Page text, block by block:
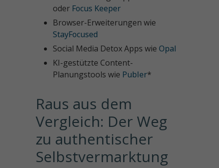
oder Focus Keeper
Browser-Erweiterungen wie
StayFocused
Social Media Detox Apps wieOpal
KI-gestützte Content-
Planungstools wie Publer*
Raus aus dem
Vergleich: Der Weg
zu authentischer
Selbstvermarktung